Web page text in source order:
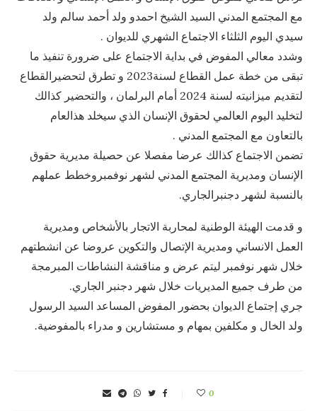
مع المجتمع المدني السيد الشيخ احمدو ولد أحمد سالم ولد
سيدي اليوم الثلثاء الاجتماع الشهري للديوان .
وشدد معالي المفوض في بداية الاجتماع على ضرورة تنفيذ ما
تبقى من خطة عمل القطاع لسنة2023 و تطرق لتحضيرالقطاع
لتقديم ميزانيته لسنة 2024 أمام البرلمان ، والتحضير كذالك
لتخليد اليوم العالمي لحقوق الإنسان الذي سيخلد هذالعام
بالتعاون مع المجتمع المدني .
تضمن الاجتماع كذالك عرضا مفصلا عن حصيلة مديرية حقوق
الإنسان ومديرية المجتمع المدني لشهر نوفمبروخطط عملهم
بالنسبة لشهر دجنبرالجاري.
و قدمت الهيئة الوطنية لمحاربة الاتجار بالأشخاص ومديرية
العمل الانساني ومديرية الإتصال والتكوين عروضا عن انشطتهم
خلال شهر نوفمبر ليتم عرض و مناقشة النشاطات المبرمجة
من طرف جميع المديريات خلال شهر دجنبر الجاري.
جري إجتماع الديوان بحضور المفوض المساعد السيد الرسول
ولد الخال و مكلفين بمهام و مستشارين و مدراء بالمفوضية.
0